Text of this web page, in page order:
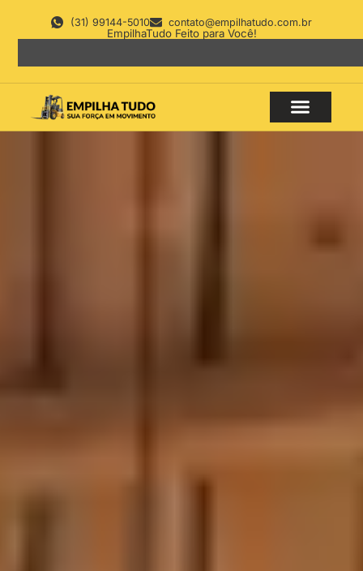
(31) 99144-5010 contato@empilhatudo.com.br
EmpilhaTudo Feito para Você!